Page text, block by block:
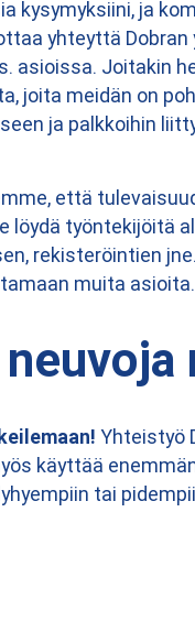
kysymyksiini, ja
yhteyttä
asioissa. Joitakin
joita meidän on
ja palkkoihin
että
löydä työntekijöitä
rekisteröintien
muita asioita.
Yhteistyö
käyttää
tai